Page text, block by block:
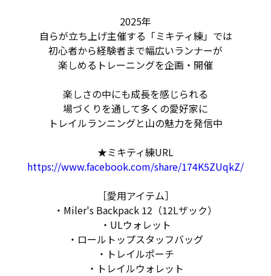
2025年
自らが立ち上げ主催する「ミキティ練」では
初心者から経験者まで幅広いランナーが
楽しめるトレーニングを企画・開催
楽しさの中にも成長を感じられる
場づくりを通して多くの愛好家に
トレイルランニングと山の魅力を発信中
★ミキティ練URL
https://www.facebook.com/share/174K5ZUqkZ/
［愛用アイテム］
・Miler's Backpack 12（12Lザック）
・ULウォレット
・ロールトップスタッフバッグ
・トレイルポーチ
・トレイルウォレット